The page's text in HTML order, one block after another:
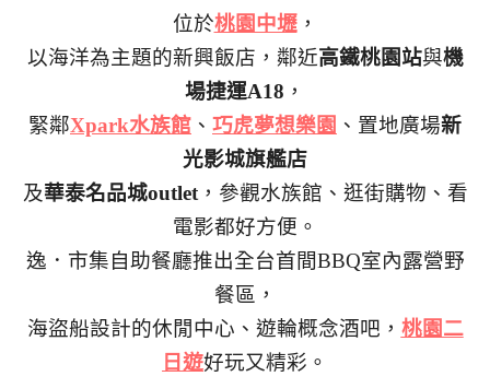
位於桃園中壢，
以海洋為主題的新興飯店，鄰近高鐵桃園站與機
場捷運A18 ，
緊鄰Xpark水族館 、 巧虎夢想樂園 、置地廣場新
光影城旗艦店
及華泰名品城outlet，參觀水族館、逛街購物、看
電影都好方便。
逸．市集自助餐廳推出全台首間BBQ室內露營野
餐區，
海盜船設計的休閒中心、遊輪概念酒吧 ， 桃園二
日遊好玩又精彩。